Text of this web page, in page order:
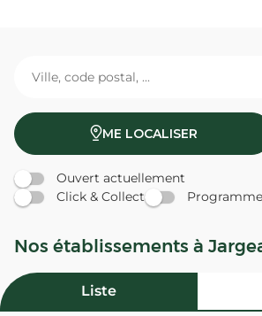
ME LOCALISER
Ouvert actuellement
Click & Collect
Nos établissements à
Liste